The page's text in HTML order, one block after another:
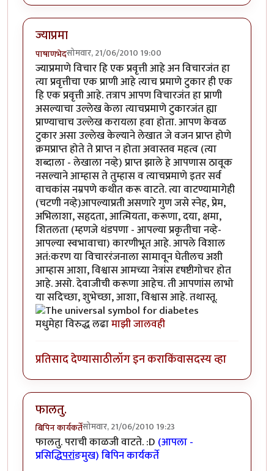
ज्याप्रमा
पाषाणभेदसोमवार, 21/06/2010 19:00
ज्याप्रमाणे विचार हि एक प्रवृत्ती आहे अन विचारजंत हा
त्या प्रवृत्तीचा एक प्राणी आहे त्याच प्रमाणे टुकार ही एक
हि एक प्रवृत्ती आहे. तत्राप आपण विचारजंत हा प्राणी
असल्याचा उल्लेख केला त्याचप्रमाणे टुकारजंत ह्या
प्राण्याचाच उल्लेख करायला हवा होता. आपण केवळ
टुकार असा उल्लेख केल्याने लेखात जे वजन प्राप्त होणे
क्रमप्राप्त होते ते प्राप्त न होता अवास्तव महत्व (त्या
शब्दाला - लेखाला नव्हे) प्राप्त झाले हे आपणास ठावूक
नसल्याने आम्हास ते तुम्हास व त्याचप्रमाणे इतर सर्व
वाचकांस नम्रपणे कथीत करू वाटते. त्या वाटण्यामागेही
(चटणी नव्हे)आपल्याप्रती असणारे गुण जसे स्नेह, प्रेम,
अभिलाशा, सहृदता, आत्मियता, करूणा, दया, क्षमा,
शितलता (म्हणजे थंडपणा - आपल्या प्रकृतीचा नव्हे-
आपल्या स्वभावाचा) कारणीभूत आहे. आपले विशाल
अतं:करण या विचाररंजनाला सामावून घेतीलच अशी
आम्हास आशा, विश्वास आमच्या नेत्रांस दृषष्टीगोचर होत
आहे. असो. देवाजीची करूणा आहेच. ती आपणांस लाभो
या सदिच्छा, शुभेच्छा, आशा, विश्वास आहे. तथास्तू.
मधुमेहा विरुद्ध लढामाझी जालवही
प्रतिसाद देण्यासाठीलॉग इन कराकिंवासदस्य व्हा
फालतु.
बिपिन कार्यकर्तेसोमवार, 21/06/2010 19:23
फालतु. पराची काळजी वाटते. :D (आपला -
प्रसिद्धिपरांङमुख) बिपिन कार्यकर्ते